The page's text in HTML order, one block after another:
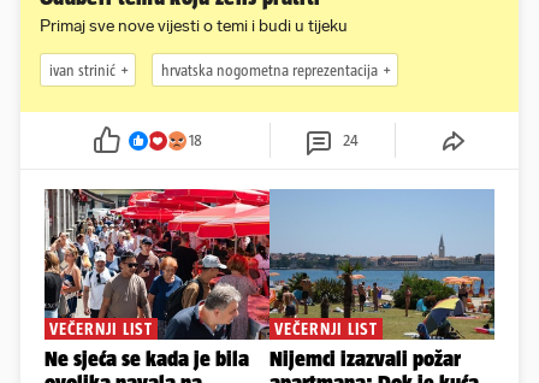
Primaj sve nove vijesti o temi i budi u tijeku
ivan strinić hrvatska nogometna reprezentacija
18 24